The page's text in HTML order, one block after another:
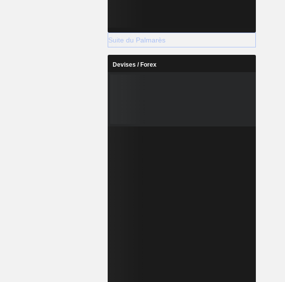
Suite du Palmarès
Devises / Forex